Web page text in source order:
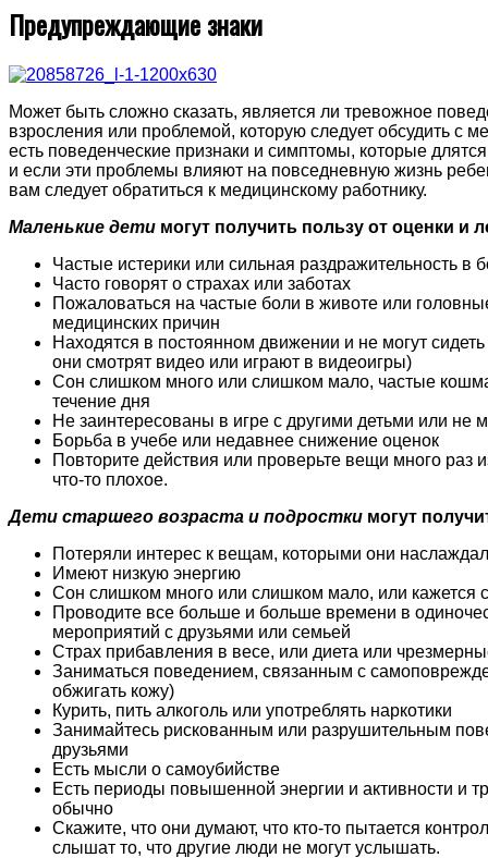
Предупреждающие знаки
Может быть сложно сказать, является ли тревожное
взросления или проблемой, которую следует обсудить с
есть поведенческие признаки и симптомы, которые
и если эти проблемы влияют на повседневную жизнь
вам следует обратиться к медицинскому работнику.
Маленькие дети могут получить пользу от оценки и
Частые истерики или сильная раздражительность в
Часто говорят о страхах или заботах
Пожаловаться на частые боли в животе или
медицинских причин
Находятся в постоянном движении и не могут
они смотрят видео или играют в видеоигры)
Сон слишком много или слишком мало, частые
течение дня
Не заинтересованы в игре с другими детьми или не
Борьба в учебе или недавнее снижение оценок
Повторите действия или проверьте вещи много раз
что-то плохое.
Дети старшего возраста и подростки могут
Потеряли интерес к вещам, которыми они
Имеют низкую энергию
Сон слишком много или слишком мало, или кажется
Проводите все больше и больше времени в
мероприятий с друзьями или семьей
Страх прибавления в весе, или диета или
Заниматься поведением, связанным с
обжигать кожу)
Курить, пить алкоголь или употреблять наркотики
Занимайтесь рискованным или разрушительным
друзьями
Есть мысли о самоубийстве
Есть периоды повышенной энергии и активности и
обычно
Скажите, что они думают, что кто-то пытается
слышат то, что другие люди не могут услышать.